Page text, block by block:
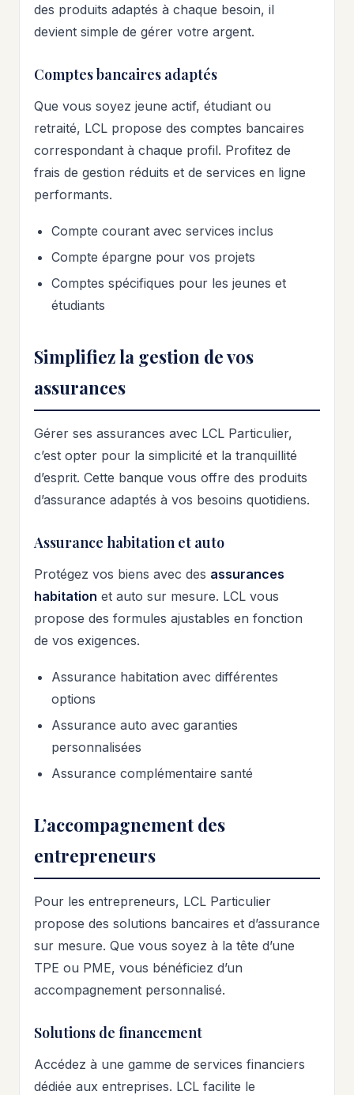
des produits adaptés à chaque besoin, il
devient simple de gérer votre argent.
Comptes bancaires adaptés
Que vous soyez jeune actif, étudiant ou
retraité, LCL propose des comptes bancaires
correspondant à chaque profil. Profitez de
frais de gestion réduits et de services en ligne
performants.
Compte courant avec services inclus
Compte épargne pour vos projets
Comptes spécifiques pour les jeunes et
étudiants
Simplifiez la gestion de vos
assurances
Gérer ses assurances avec LCL Particulier,
c’est opter pour la simplicité et la tranquillité
d’esprit. Cette banque vous offre des produits
d’assurance adaptés à vos besoins quotidiens.
Assurance habitation et auto
Protégez vos biens avec des assurances
habitation et auto sur mesure. LCL vous
propose des formules ajustables en fonction
de vos exigences.
Assurance habitation avec différentes
options
Assurance auto avec garanties
personnalisées
Assurance complémentaire santé
L’accompagnement des
entrepreneurs
Pour les entrepreneurs, LCL Particulier
propose des solutions bancaires et d’assurance
sur mesure. Que vous soyez à la tête d’une
TPE ou PME, vous bénéficiez d’un
accompagnement personnalisé.
Solutions de financement
Accédez à une gamme de services financiers
dédiée aux entreprises. LCL facilite le